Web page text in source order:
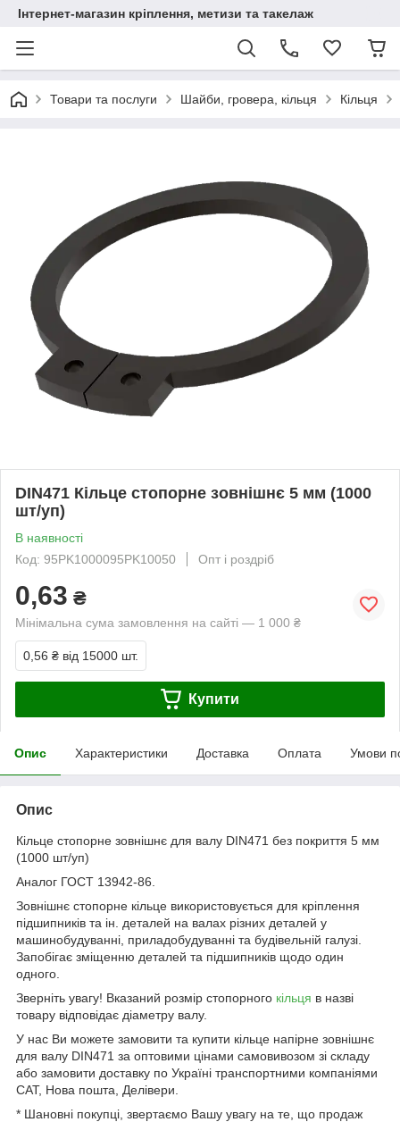
Інтернет-магазин кріплення, метизи та такелаж
Товари та послуги Шайби, гровера, кільця Кільця
DIN471 Кільце стопорне зовнішнє 5 мм (1000
шт/уп)
В наявності
Код: 95PK1000095PK10050
Опт і роздріб
0,63 ₴
Мінімальна сума замовлення на сайті — 1 000 ₴
0,56 ₴ від 15000 шт.
Купити
Опис Характеристики Доставка Оплата Умови
Опис
Кільце стопорне зовнішнє для валу DIN471 без покриття 5 мм
(1000 шт/уп)
Аналог ГОСТ 13942-86.
Зовнішнє стопорне кільце використовується для кріплення
підшипників та ін. деталей на валах різних деталей у
машинобудуванні, приладобудуванні та будівельній галузі.
Запобігає зміщенню деталей та підшипників щодо один
одного.
Зверніть увагу! Вказаний розмір стопорного кільця в назві
товару відповідає діаметру валу.
У нас Ви можете замовити та купити кільце напірне зовнішнє
для валу DIN471 за оптовими цінами самовивозом зі складу
або замовити доставку по Україні транспортними компаніями
САТ, Нова пошта, Делівери.
* Шановні покупці, звертаємо Вашу увагу на те, що продаж